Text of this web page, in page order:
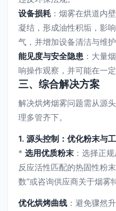
设备损耗 ：烟雾在烘道内
凝结，形成油性积垢，影
气，并增加设备清洁与维护
能见度与安全隐患 ：大量
响操作观察，并可能在一
三、综合解决方案
解决烘烤烟雾问题需从源
理多管齐下。
1. 源头控制：优化粉末与
* 选用优质粉末 ：选择正
反应活性匹配的热固性粉
数”或咨询供应商关于烟雾
优化烘烤曲线 ：避免骤然